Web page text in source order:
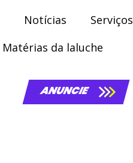
Notícias
Serviços
Matérias da laluche
ANUNCIE